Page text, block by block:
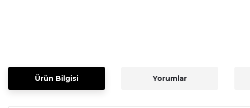
Ürün Bilgisi Yorumlar